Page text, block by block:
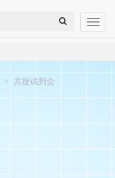
Toggle
> 共提试剂盒